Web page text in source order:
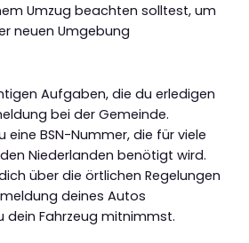
Umzug beachten solltest, um
neuen Umgebung
Aufgaben, die du erledigen
bei der Gemeinde.
BSN-Nummer, die für viele
Niederlanden benötigt wird.
über die örtlichen Regelungen
deines Autos
dein Fahrzeug mitnimmst.